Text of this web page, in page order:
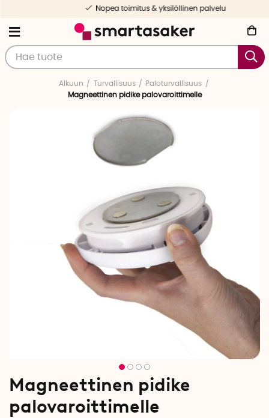
Nopea toimitus & yksilöllinen palvelu
Alkuun Turvallisuus
Paloturvallisuus
Magneettinen pidike palovaroittimelle
Magneettinen pidike
palovaroittimelle